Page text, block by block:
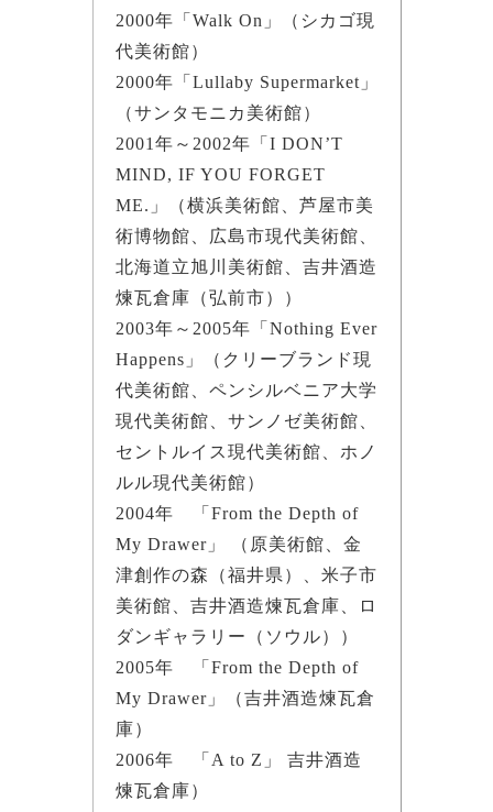
2000年「Walk On」（シカゴ現
代美術館）
2000年「Lullaby Supermarket」
（サンタモニカ美術館）
2001年～2002年「I DON’T
MIND, IF YOU FORGET
ME.」（横浜美術館、芦屋市美
術博物館、広島市現代美術館、
北海道立旭川美術館、吉井酒造
煉瓦倉庫（弘前市））
2003年～2005年「Nothing Ever
Happens」（クリーブランド現
代美術館、ペンシルベニア大学
現代美術館、サンノゼ美術館、
セントルイス現代美術館、ホノ
ルル現代美術館）
2004年 「From the Depth of
My Drawer」 （原美術館、金
津創作の森（福井県）、米子市
美術館、吉井酒造煉瓦倉庫、ロ
ダンギャラリー（ソウル））
2005年 「From the Depth of
My Drawer」（吉井酒造煉瓦倉
庫）
2006年 「A to Z」 吉井酒造
煉瓦倉庫）